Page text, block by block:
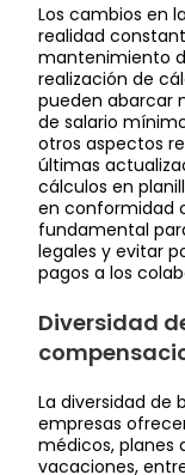
Los cambios en
realidad
mantenimiento
realización de
pueden abarcar
de salario
otros aspectos
últimas
cálculos en
en conformidad
fundamental
legales y evitar
pagos a los
Diversidad
La diversidad de
empresas
médicos, planes
vacaciones,